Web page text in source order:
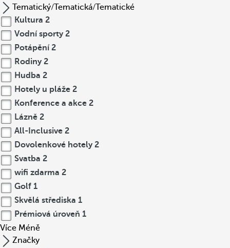
Tematický/Tematická/Tematické
Kultura 2
Vodní sporty 2
Potápění2
Rodiny 2
Hudba 2
Hotely u pláže 2
Konference a akce 2
Lázně 2
All-Inclusive 2
Dovolenkové hotely 2
Svatba 2
wifi zdarma 2
Golf 1
Skvělá střediska 1
Prémiová úroveň 1
Více Méně
Značky